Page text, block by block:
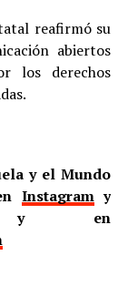
reafirmó su
abiertos
los derechos
y el Mundo
Instagramy
en